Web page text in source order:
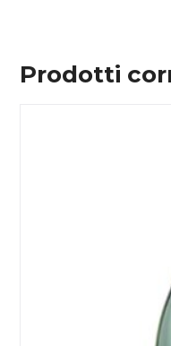
Prodotti